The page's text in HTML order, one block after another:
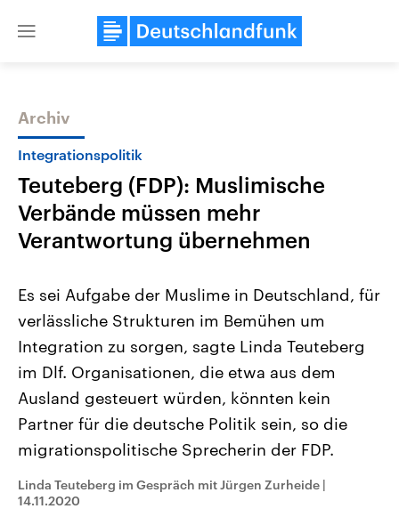
Close
Themen
2026
Alle Informationen
Sachsen-Anhalt wählt am 6.
September 2026 einen neuen
Landtag. Seit 2021 wird das
Bundesland von einer Koalition aus
CDU, SPD und FDP regiert.-
Umfragen, Prognosen,
und Hintergründe zu den Parteien
Wahl.
Aktuelle Beiträge,
Hintergründe
Wirtschaftlich und
gehören die Vereinigten
den mächtigsten Ländern
mit großem Einfluss auf
Sendungen Programm Podcasts
Audio-Archiv
Archiv
Integrationspolitik
Teuteberg (FDP): Muslimische
Verbände müssen mehr
Verantwortung übernehmen
Es sei Aufgabe der Muslime in Deutschland, für
verlässliche Strukturen im Bemühen um
Integration zu sorgen, sagte Linda Teuteberg
im Dlf. Organisationen, die etwa aus dem
Ausland gesteuert würden, könnten kein
Partner für die deutsche Politik sein, so die
migrationspolitische Sprecherin der FDP.
Linda Teuteberg im Gespräch mit Jürgen Zurheide |
14.11.2020